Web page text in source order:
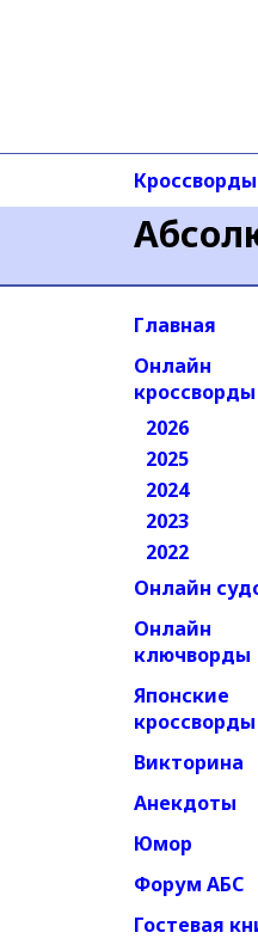
Кроссворды
Главная
Онлайн
кроссворды
2026
2025
2024
2023
2022
Онлайн
Онлайн
ключворды
Японские
кроссворды
Викторина
Анекдоты
Юмор
Форум АБС
Гостевая